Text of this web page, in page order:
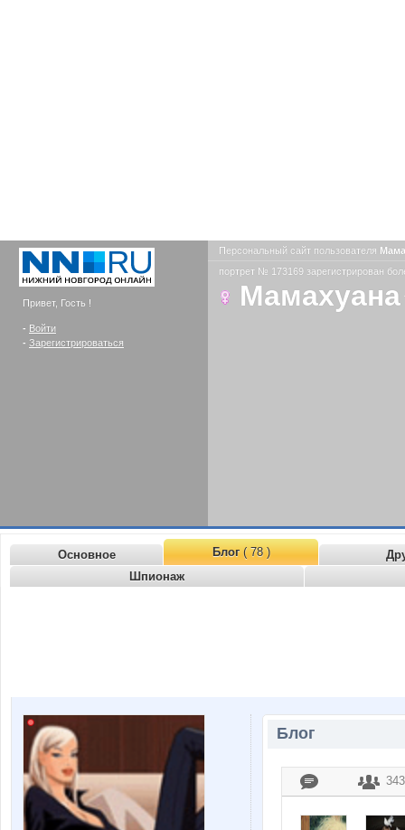
Привет, Гость !
- Войти
- Зарегистрироваться
Персональный сайт пользователя
портрет № 173169 зарегистрирован
Мамахуана
Основное Блог( 78 )
Шпионаж
Блог